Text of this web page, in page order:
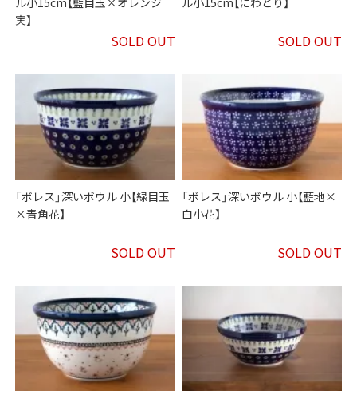
実】
SOLD OUT SOLD OUT
「ボレス」深いボウル 小【緑目玉
×青角花】
SOLD OUT
「ボレス」深いボウル 小【藍地×
白小花】
SOLD OUT